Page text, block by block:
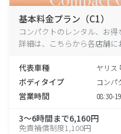
基本料金プラン（C1）
コンパクトのレンタル、お
詳細は、こちらから各店舗に
代表車種 ヤリス
ボディタイプ コンパ
営業時間 08:30-
3～6時間まで6,160円
免責補償制度1,100円